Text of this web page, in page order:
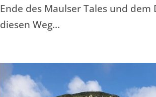
Ende des Maulser Tales und
diesen Weg…